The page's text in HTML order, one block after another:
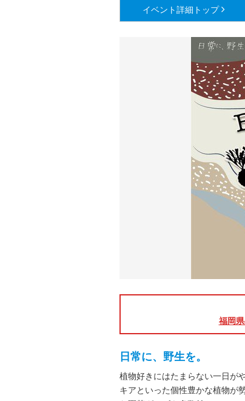
イベント詳細 トップ
福岡
日常に、野生を。
植物好きにはたまらない一日が
キアといった個性豊かな植物が